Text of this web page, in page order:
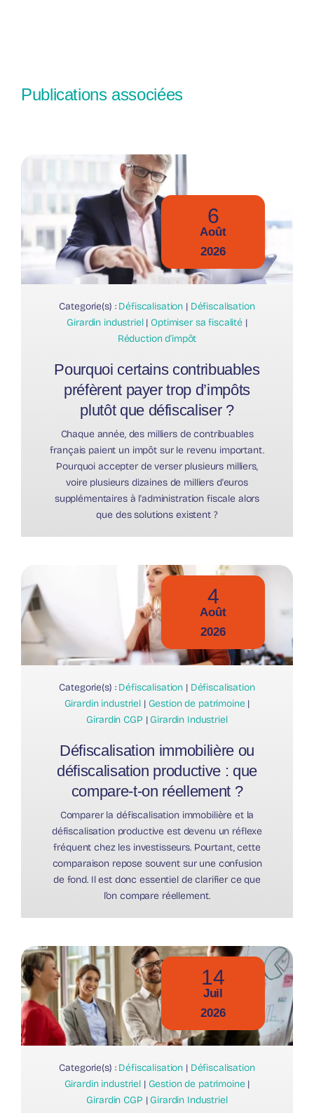
Publications associées
6
Août
2026
Categorie(s) : Défiscalisation | Défiscalisation
Girardin industriel| Optimiser sa fiscalité |
Réduction d’impôt
Pourquoi certains contribuables
préfèrent payer trop d’impôts
plutôt que défiscaliser ?
Chaque année, des milliers de contribuables
français paient un impôt sur le revenu important.
Pourquoi accepter de verser plusieurs milliers,
voire plusieurs dizaines de milliers d'euros
supplémentaires à l'administration fiscale alors
que des solutions existent ?
4
Août
2026
Categorie(s) : Défiscalisation | Défiscalisation
Girardin industriel| Gestion de patrimoine |
Girardin CGP | Girardin Industriel
Défiscalisation immobilière ou
défiscalisation productive : que
compare-t-on réellement ?
Comparer la défiscalisation immobilière et la
défiscalisation productive est devenu un réflexe
fréquent chez les investisseurs. Pourtant, cette
comparaison repose souvent sur une confusion
de fond. Il est donc essentiel de clarifier ce que
l’on compare réellement.
14
Juil
2026
Categorie(s) : Défiscalisation | Défiscalisation
Girardin industriel| Gestion de patrimoine |
Girardin CGP | Girardin Industriel